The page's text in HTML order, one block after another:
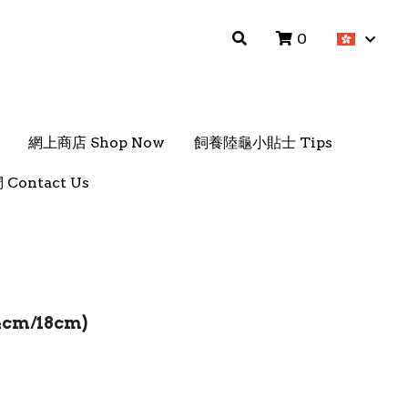
網上商店 Shop Now 飼養陸龜小貼士 Tips
Contact Us
0
網上商店 Shop Now 飼養陸龜小貼士 Tips
Contact Us
0
18cm)